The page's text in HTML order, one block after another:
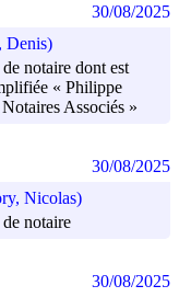
Denis)
notaire dont est
« Philippe
Associés »
30/08/2025
Nicolas)
notaire
30/08/2025
30/08/2025